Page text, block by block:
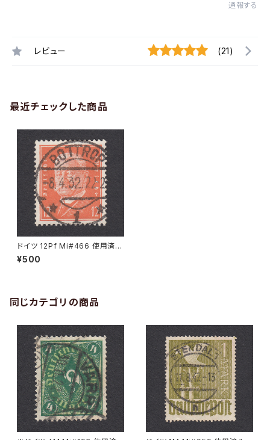
通報する
レビュー (21)
最近チェックした商品
ドイツ 12Pf Mi#466 使用済み
切手｜BOTTROP 8.4.1932
¥500
同じカテゴリの商品